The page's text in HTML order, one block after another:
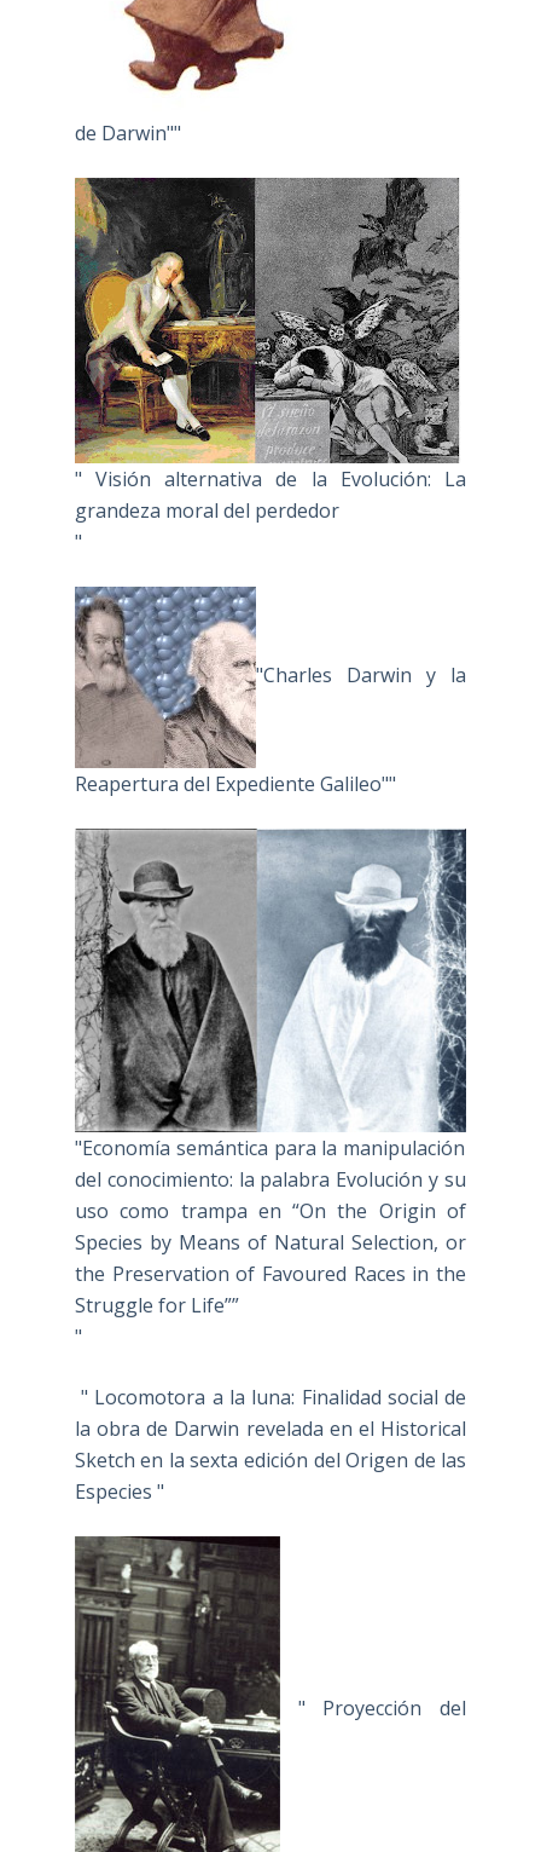
de Darwin""
" Visión alternativa de la Evolución: La
grandeza moral del perdedor
"
"Charles Darwin y la
Reapertura del Expediente Galileo""
"Economía semántica para la manipulación
del conocimiento: la palabra Evolución y su
uso como trampa en “On the Origin of
Species by Means of Natural Selection, or
the Preservation of Favoured Races in the
Struggle for Life””
"
" Locomotora a la luna: Finalidad social de
la obra de Darwin revelada en el Historical
Sketch en la sexta edición del Origen de las
Especies "
" Proyección del